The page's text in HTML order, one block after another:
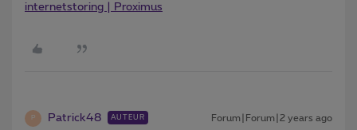
internetstoring | Proximus
P Patrick48 AUTEUR Forum|Forum|2 years ago